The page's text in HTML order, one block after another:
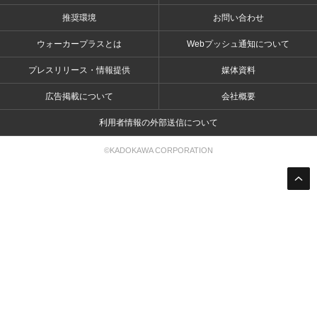
推奨環境 お問い合わせ
ウォーカープラスとは Webプッシュ通知について
プレスリリース・情報提供 媒体資料
広告掲載について 会社概要
利用者情報の外部送信について
©KADOKAWA CORPORATION